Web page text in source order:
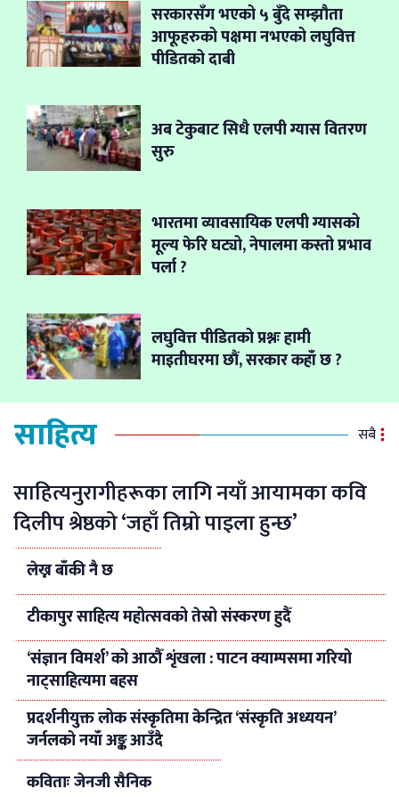
सरकारसँग भएको ५ बुँदे सम्झौता
आफूहरुको पक्षमा नभएको लघुवित्त
पीडितको दाबी
अब टेकुबाट सिधै एलपी ग्यास वितरण
सुरु
भारतमा व्यावसायिक एलपी ग्यासको
मूल्य फेरि घट्यो, नेपालमा कस्तो प्रभाव
पर्ला ?
लघुवित्त पीडितको प्रश्नः हामी
माइतीघरमा छौं, सरकार कहाँ छ ?
साहित्य सबै
साहित्यनुरागीहरूका लागि नयाँ आयामका कवि
दिलीप श्रेष्ठको ‘जहाँ तिम्रो पाइला हुन्छ’
लेख्न बाँकी नै छ
टीकापुर साहित्य महोत्सवको तेस्रो संस्करण हुदैँ
‘संज्ञान विमर्श’ को आठौँ शृंखला : पाटन क्याम्पसमा गरियो
नाट्साहित्यमा बहस
प्रदर्शनीयुक्त लोक संस्कृतिमा केन्द्रित ‘संस्कृति अध्ययन’
जर्नलको नयाँ अङ्क आउँदै
कविताः जेनजी सैनिक